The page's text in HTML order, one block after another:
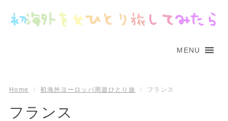
MENU
Home / 初海外ヨーロッパ周遊ひとり旅 / フランス
フランス